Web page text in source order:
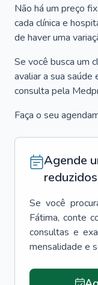
Não há um preço
cada clínica e
de haver uma
Se você busca um
avaliar a sua saúde
consulta pela
Faça o seu
Agende
reduzidos
Se você
Fátima, conte
consultas e
mensalidade e